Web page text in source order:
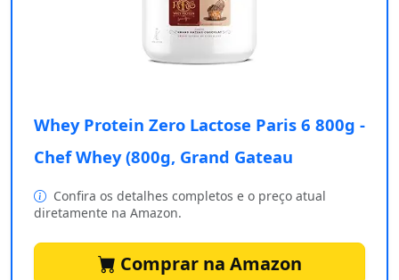
Whey Protein Zero Lactose Paris 6 800g -
Chef Whey (800g, Grand Gateau
Confira os detalhes completos e o preço atual
diretamente na Amazon.
Comprar na Amazon